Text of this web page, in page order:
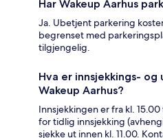
Har Wakeup Aarhus
Ja. Ubetjent parkering
begrenset med
tilgjengelig.
Hva er innsjekkings-
Wakeup Aarhus?
Innsjekkingen er fra kl.
for tidlig innsjekking
sjekke ut innen kl. 11.00.